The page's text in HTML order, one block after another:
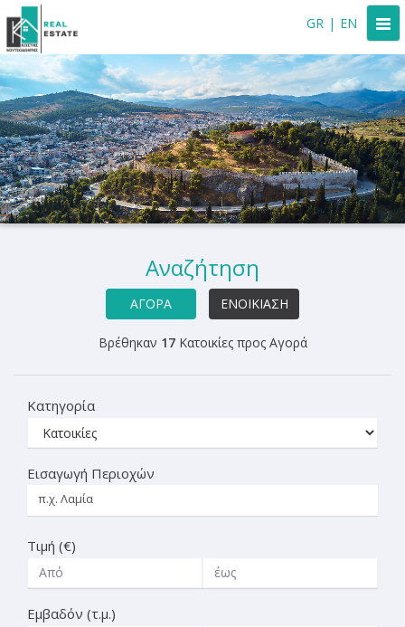
GR | EN
Αναζήτηση
ΑΓΟΡΆ ΕΝΟΙΚΊΑΣΗ
Βρέθηκαν 17Κατοικίες προς Αγορά
Κατηγορία
Εισαγωγή Περιοχών
Τιμή (€)
Εμβαδόν (τ.μ.)